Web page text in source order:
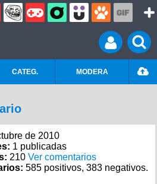
CATEG. MODERA
de 2010
1 publicadas
210 Ver comentarios
585 positivos, 383 negativos.